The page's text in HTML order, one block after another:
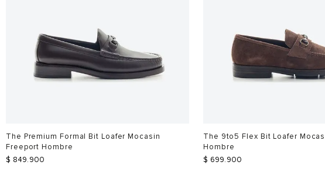
The Premium Formal Bit Loafer Mocasin
Freeport Hombre
$ 849.900
The 9to5 Flex Bit Loafer
Hombre
$ 699.900